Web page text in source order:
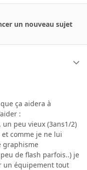
un nouveau sujet
ça aidera à
:
peu vieux (3ans1/2)
comme je ne lui
graphisme
de flash parfois..) je
un équipement tout